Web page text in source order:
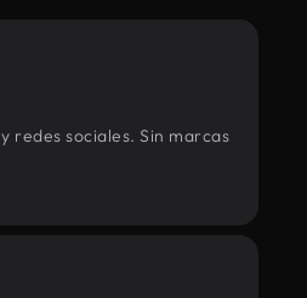
redes sociales. Sin marcas